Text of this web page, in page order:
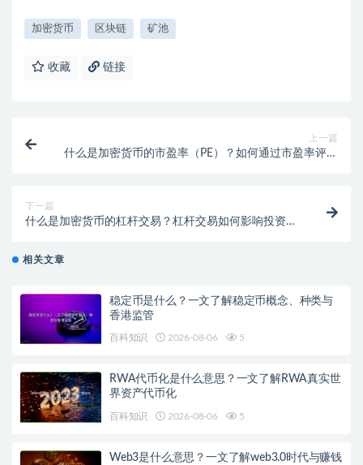
加密货币 区块链 矿池
收藏 链接
上一篇
什么是加密货币的市盈率（PE）？如何通过市盈率评估
下一篇
什么是加密货币的杠杆交易？杠杆交易如何影响投资风
相关文章
稳定币是什么？一文了解稳定币概念、种类与
香港监管
百科知识 2026-08-06 5
RWA代币化是什么意思？一文了解RWA真实世
界资产代币化
百科知识 2026-08-06 5
Web3是什么意思？一文了解web3.0时代与赚钱